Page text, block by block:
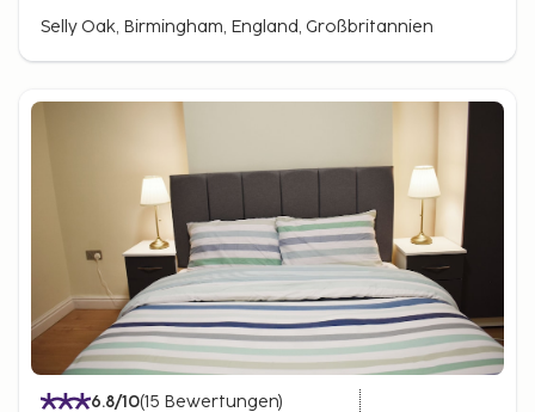
Selly Oak, Birmingham, England, Großbritannien
6.8/10(15 Bewertungen)